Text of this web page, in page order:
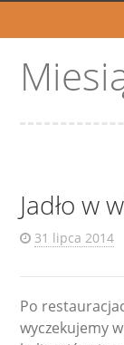
Jadło w
31 lipca 2014
Po
wyczekujemy